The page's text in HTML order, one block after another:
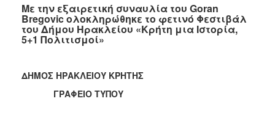
2022
2021
2019
2018
Με την εξαιρετική συναυλία του Goran
Bregovic ολοκληρώθηκε το φετινό Φεστιβάλ
του Δήμου Ηρακλείου «Κρήτη μια Ιστορία,
5+1 Πολιτισμοί»
ΔΗΜΟΣ ΗΡΑΚΛΕΙΟΥ ΚΡΗΤΗΣ
ΓΡΑΦΕΙΟ ΤΥΠΟΥ